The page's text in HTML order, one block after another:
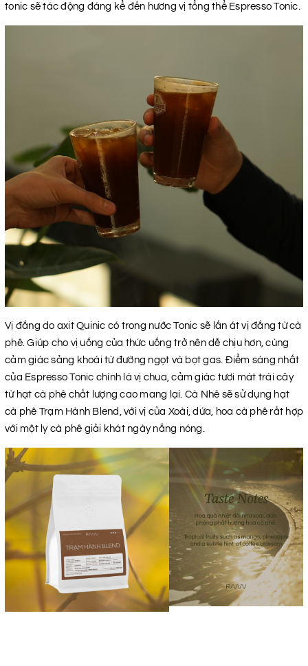
tonic sẽ tác động đáng kể đến hương vị tổng thể Espresso Tonic.
Vị đắng do axit Quinic có trong nước Tonic sẽ lấn át vị đắng từ cà
phê. Giúp cho vị uống của thức uống trở nên dễ chịu hơn, cùng
cảm giác sảng khoái từ đường ngọt và bọt gas. Điểm sáng nhất
của Espresso Tonic chính là vị chua, cảm giác tươi mát trái cây
từ hạt cà phê chất lượng cao mang lại. Cà Nhê sẽ sử dụng hạt
cà phê Trạm Hành Blend, với vị của Xoài, dứa, hoa cà phê rất hợp
với một ly cà phê giải khát ngày nắng nóng.